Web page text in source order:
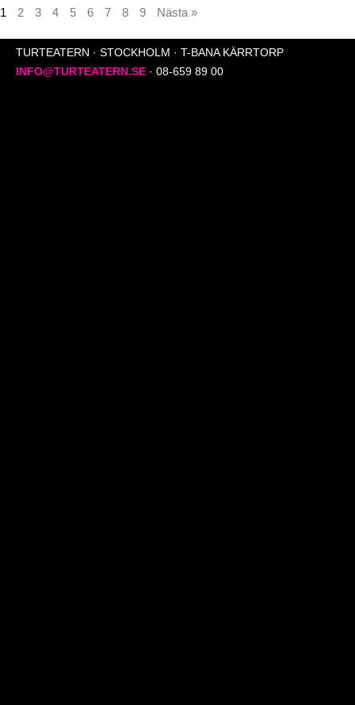
1 2 3 4 5 6 7 8 9 Nästa »
TURTEATERN · STOCKHOLM · T-BANA KÄRRTORP
INFO@TURTEATERN.SE · 08-659 89 00